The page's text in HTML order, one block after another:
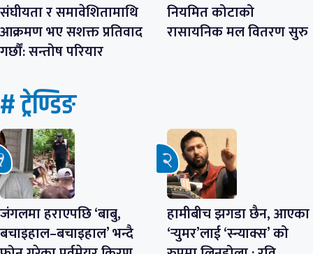
संघीयता र समावेशितामाथि
आक्रमण भए सशक्त प्रतिवाद
गर्छौं: सन्तोष परियार
नियमित कोटाको
रासायनिक मल वितरण सुरु
# ट्रेण्डिङ
जंगलमा हराएपछि ‘बाबु,
बचाइहाल–बचाइहाल’ भन्दै
हामीबीच झगडा छैन, आएका
‘र्‍युमर’लाई ‘स्न्याक्स’ को